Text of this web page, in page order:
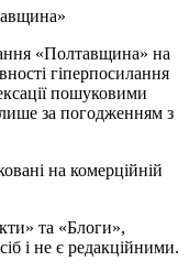
«Полтавщина» на
гіперпосилання
пошуковими
за погодженням з
на комерційній
та «Блоги»,
і не є редакційними.